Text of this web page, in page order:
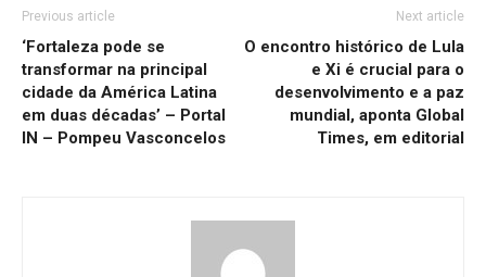
Previous article
‘Fortaleza pode se
transformar na principal
cidade da América Latina
em duas décadas’ – Portal
IN – Pompeu Vasconcelos
Next article
O encontro histórico de Lula
e Xi é crucial para o
desenvolvimento e a paz
mundial, aponta Global
Times, em editorial